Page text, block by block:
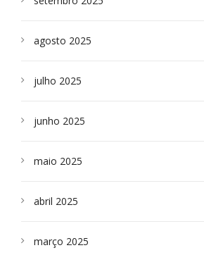
agosto 2025
julho 2025
junho 2025
maio 2025
abril 2025
março 2025